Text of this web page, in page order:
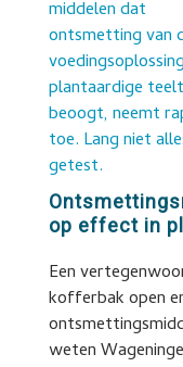
op effect in
Een
kofferbak open
weten